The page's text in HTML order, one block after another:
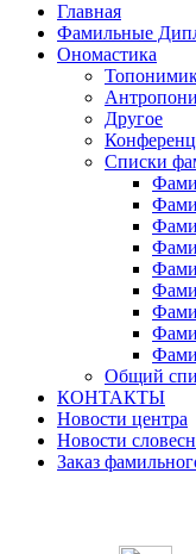
Главная
Фамильные
Ономастика
Другое
Списки
Общий
КОНТАКТЫ
Новости центра
Новости
Заказ